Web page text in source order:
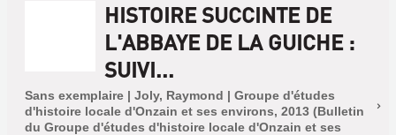
HISTOIRE SUCCINTE DE
L'ABBAYE DE LA GUICHE :
SUIVI...
Sans exemplaire | Joly, Raymond | Groupe d'études
d'histoire locale d'Onzain et ses environs, 2013 (Bulletin
du Groupe d'études d'histoire locale d'Onzain et ses